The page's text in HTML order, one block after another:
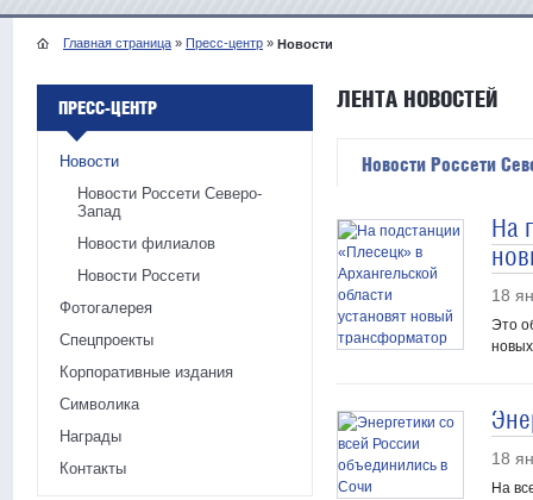
Главная страница » Пресс-центр » Новости
ПРЕСС-ЦЕНТР
Новости
Новости Россети Северо-
Запад
Новости филиалов
Новости Россети
Фотогалерея
Спецпроекты
Корпоративные издания
Символика
Награды
Контакты
ЛЕНТА НОВОСТЕЙ
Новости Россети
На
18
Это
18
На